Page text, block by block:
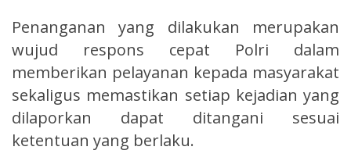
Penanganan yang dilakukan merupakan
wujud respons cepat Polri dalam
memberikan pelayanan kepada masyarakat
sekaligus memastikan setiap kejadian yang
dilaporkan dapat ditangani sesuai
ketentuan yang berlaku.